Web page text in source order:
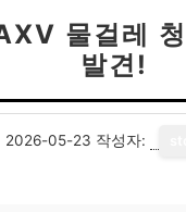
물걸레
발견!
2026-05-23 작성자: